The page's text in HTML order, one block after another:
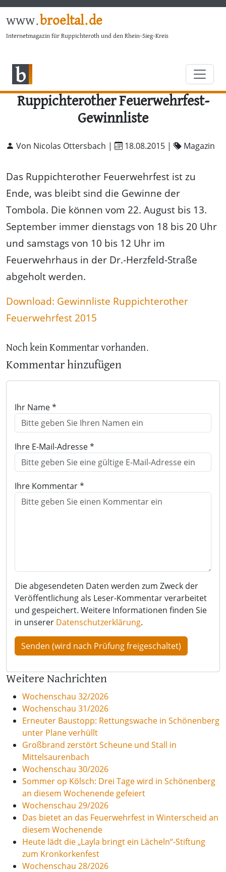
www.broeltal.de
Internetmagazin für Ruppichteroth und den Rhein-Sieg-Kreis
Ruppichterother Feuerwehrfest-
Gewinnliste
Von Nicolas Ottersbach | 18.08.2015 | Magazin
Das Ruppichterother Feuerwehrfest ist zu
Ende, was bleibt sind die Gewinne der
Tombola. Die können vom 22. August bis 13.
September immer dienstags von 18 bis 20 Uhr
und samstags von 10 bis 12 Uhr im
Feuerwehrhaus in der Dr.-Herzfeld-Straße
abgeholt werden.
Download: Gewinnliste Ruppichterother
Feuerwehrfest 2015
Noch kein Kommentar vorhanden.
Kommentar hinzufügen
Ihr Name *
Ihre E-Mail-Adresse *
Ihre Kommentar *
Die abgesendeten Daten werden zum Zweck der
Veröffentlichung als Leser-Kommentar verarbeitet
und gespeichert. Weitere Informationen finden Sie
in unserer Datenschutzerklärung.
Weitere Nachrichten
Wochenschau 32/2026
Wochenschau 31/2026
Erneuter Baustopp: Rettungswache in Schönenberg
unter Plane verhüllt
Großbrand zerstört Scheune und Stall in
Mittelsaurenbach
Wochenschau 30/2026
Sommer op Kölsch: Drei Tage wird in Schönenberg
an diesem Wochenende gefeiert
Wochenschau 29/2026
Das bietet an das Feuerwehrfest in Winterscheid an
diesem Wochenende
Heute lädt die „Layla bringt ein Lächeln“-Stiftung
zum Kronkorkenfest
Wochenschau 28/2026